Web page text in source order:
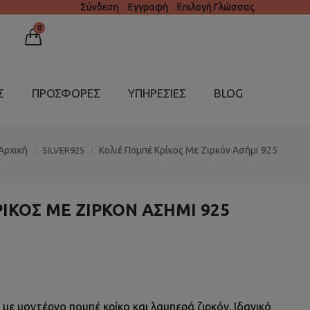
Σύνδεση Εγγραφή Επιλογή Γλώσσας
0
ΠΡΟΣΦΟΡΕΣ ΥΠΗΡΕΣΊΕΣ BLOG
SILVER925 Κολιέ Πομπέ Κρίκος Με Ζιρκόν Ασήμι 925
ΜΕ ΖΙΡΚΌΝ ΑΣΉΜΙ 925
μοντέρνο πομπέ κρίκο και λαμπερά ζιρκόν. Ιδανικό